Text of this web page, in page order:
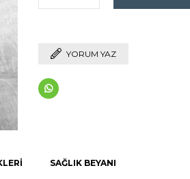
YORUM YAZ
SAĞLIK BEYANI